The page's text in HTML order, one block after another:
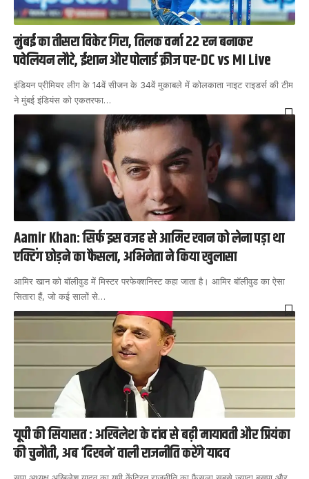
मुंबई का तीसरा विकेट गिरा, तिलक वर्मा 22 रन बनाकर
पवेलियन लौटे, ईशान और पोलार्ड क्रीज पर-DC vs MI Live
इंडियन प्रीमियर लीग के 14वें सीजन के 34वें मुकाबले में कोलकाता नाइट राइडर्स की टीम
ने मुंबई इंडियंस को एकतरफा…
Aamir Khan: सिर्फ इस वजह से आमिर खान को लेना पड़ा था
एक्टिंग छोड़ने का फैसला, अभिनेता ने किया खुलासा
आमिर खान को बॉलीवुड में मिस्टर परफेक्शनिस्ट कहा जाता है। आमिर बॉलीवुड का ऐसा
सितारा हैं, जो कई सालों से…
यूपी की सियासत : अखिलेश के दांव से बढ़ी मायावती और प्रियंका
की चुनौती, अब ‘दिखने’ वाली राजनीति करेंगे यादव